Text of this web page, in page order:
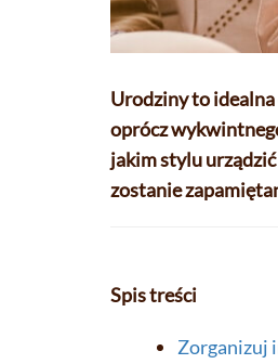
Urodziny to
oprócz
jakim stylu
zostanie
Spis treści
Zorganizuj